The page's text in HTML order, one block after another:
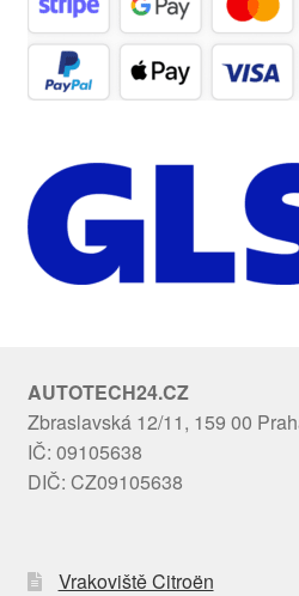
AUTOTECH24.CZ
Zbraslavská 12/11, 159 00
IČ: 09105638
DIČ: CZ09105638
Vrakoviště Citroën